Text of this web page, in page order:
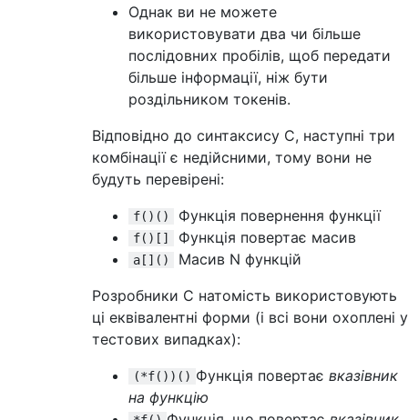
Однак ви не можете
використовувати два чи більше
послідовних пробілів, щоб передати
більше інформації, ніж бути
роздільником токенів.
Відповідно до синтаксису C, наступні три
комбінації є недійсними, тому вони не
будуть перевірені:
f()() Функція повернення функції
f()[] Функція повертає масив
a[]()
Масив N функцій
Розробники C натомість використовують
ці еквівалентні форми (і всі вони охоплені у
тестових випадках):
(*f())() Функція повертає вказівник
на функцію